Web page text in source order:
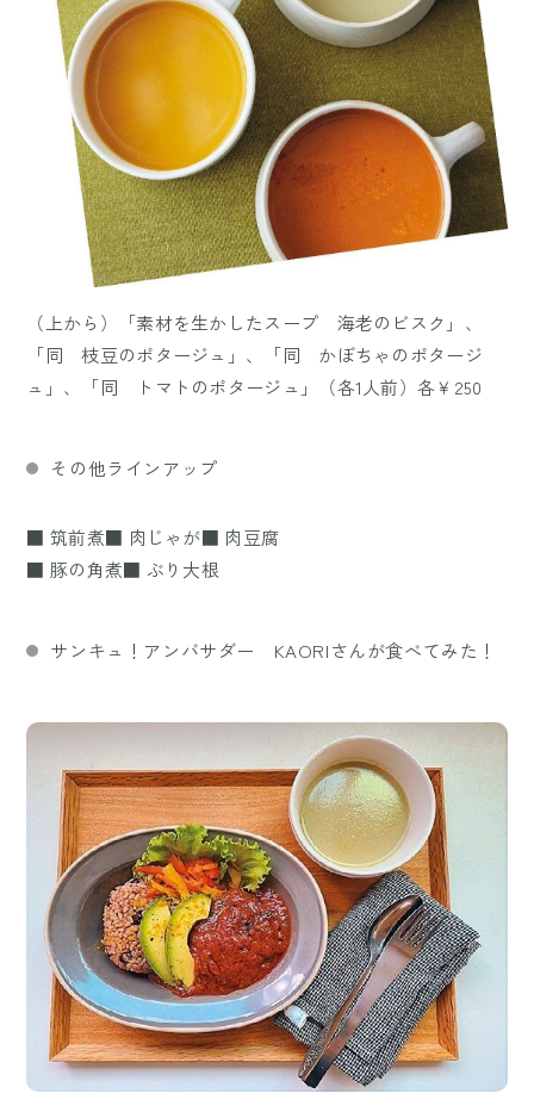
（上から）「素材を生かしたスープ 海老のビスク」、
「同 枝豆のポタージュ」、「同 かぼちゃのポタージ
ュ」、「同 トマトのポタージュ」（各1人前）各￥250
その他ラインアップ
■ 筑前煮■ 肉じゃが■ 肉豆腐
■ 豚の角煮■ ぶり大根
サンキュ！アンバサダー KAORIさんが食べてみた！